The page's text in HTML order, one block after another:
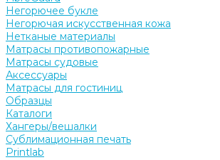
Негорючее букле
Негорючая искусственная кожа
Нетканые материалы
Матрасы противопожарные
Матрасы судовые
Аксессуары
Матрасы для гостиниц
Образцы
Каталоги
Хангеры/вешалки
Сублимационная печать
Printlab